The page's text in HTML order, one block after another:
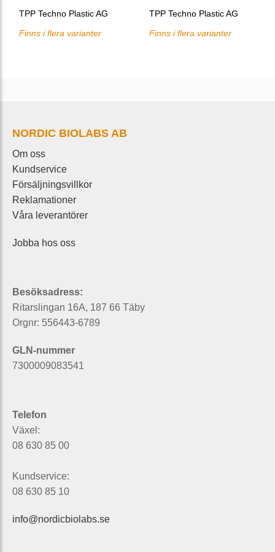
TPP Techno Plastic AG
Finns i flera varianter
TPP Techno Plastic AG
Finns i flera varianter
NORDIC BIOLABS AB
Om oss
Kundservice
Försäljningsvillkor
Reklamationer
Våra leverantörer
Jobba hos oss
Besöksadress:
Ritarslingan 16A, 187 66 Täby
Orgnr: 556443-6789
GLN-nummer
7300009083541
Telefon
Växel:
08 630 85 00
Kundservice:
08 630 85 10
info@nordicbiolabs.se